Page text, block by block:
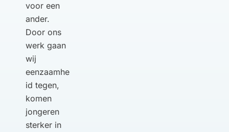
voor een
ander.
Door ons
werk gaan
wij
eenzaamhe
id tegen,
komen
jongeren
sterker in